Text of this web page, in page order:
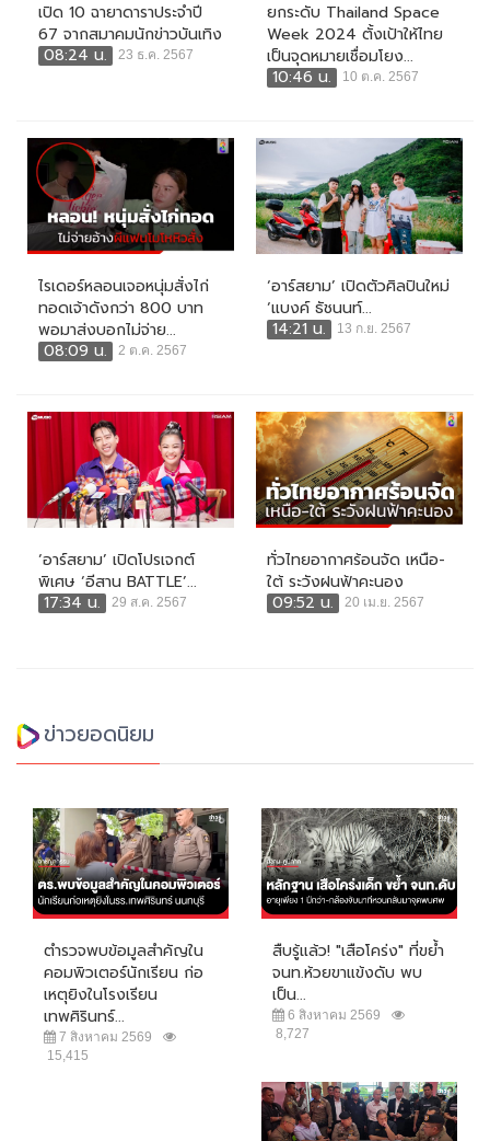
เปิด 10 ฉายาดาราประจำปี
67 จากสมาคมนักข่าวบันเทิง
08:24 น.
23 ธ.ค. 2567
ยกระดับ Thailand Space
Week 2024 ตั้งเป้าให้ไทย
เป็นจุดหมายเชื่อมโยง...
10:46 น.
10 ต.ค. 2567
ไรเดอร์หลอนเจอหนุ่มสั่งไก่
ทอดเจ้าดังกว่า 800 บาท
พอมาส่งบอกไม่จ่าย...
08:09 น.
2 ต.ค. 2567
‘อาร์สยาม’ เปิดตัวศิลปินใหม่
‘แบงค์ ธัชนนท์...
14:21 น.
13 ก.ย. 2567
‘อาร์สยาม’ เปิดโปรเจกต์
พิเศษ ‘อีสาน BATTLE’...
17:34 น.
29 ส.ค. 2567
ทั่วไทยอากาศร้อนจัด เหนือ-
ใต้ ระวังฝนฟ้าคะนอง
09:52 น.
20 เม.ย. 2567
ข่าวยอดนิยม
ตำรวจพบข้อมูลสำคัญใน
คอมพิวเตอร์นักเรียน ก่อ
เหตุยิงในโรงเรียน
เทพศิรินทร์...
7 สิงหาคม 2569
15,415
สืบรู้แล้ว! "เสือโคร่ง" ที่ขย้ำ
จนท.ห้วยขาแข้งดับ พบ
เป็น...
6 สิงหาคม 2569
8,727